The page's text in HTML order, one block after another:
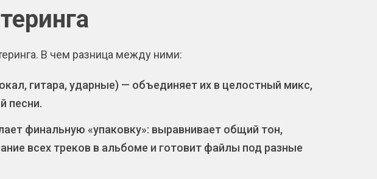
В чем разница между ними:
гитара, ударные) — объединяет их в целостный микс,
песни.
финальную «упаковку»: выравнивает общий тон,
всех треков в альбоме и готовит файлы под разные